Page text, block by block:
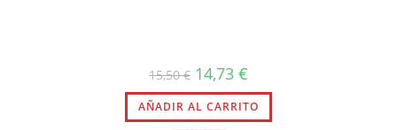
15,50€ El
precio
original
era:
15,50 €.
14,73 €
actual
es:
14,73 €.
AÑADIR AL CARRITO